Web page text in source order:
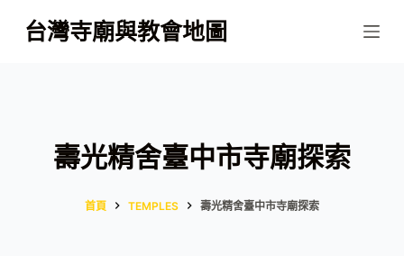
跳
至
台灣寺廟與教會地圖
壽光精舍臺中市寺廟探索
首頁 TEMPLES 壽光精舍臺中市寺廟探索